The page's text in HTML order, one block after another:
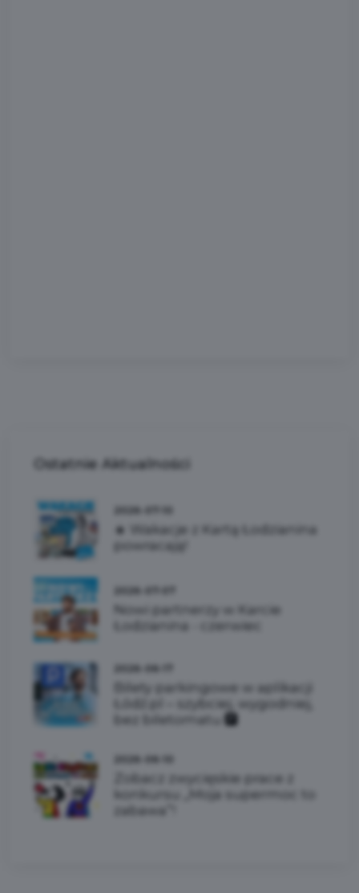
Ostatnie Aktualności
☀️ Wakacje z Kartą Łodzianina
powracają!
Nowi partnerzy w Karcie
Łodzianina - czerwiec
2026-06-17
Bilety parkingowe w aplikacji
Łódź.pl – szybciej, wygodniej,
bez biletomatu 🅿️
2026-06-10
Zobacz zwycięskie prace z
konkursu „Moja supermoc to
zabawa”!